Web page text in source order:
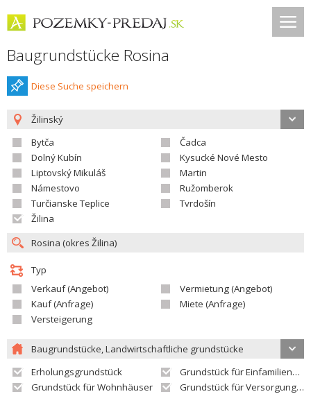
Baugrundstücke Rosina
Diese Suche speichern
Žilinský
Bytča
Čadca
Dolný Kubín
Kysucké Nové Mesto
Liptovský Mikuláš
Martin
Námestovo
Ružomberok
Turčianske Teplice
Tvrdošín
Žilina
Typ
Verkauf (Angebot)
Vermietung (Angebot)
Kauf (Anfrage)
Miete (Anfrage)
Versteigerung
Baugrundstücke, Landwirtschaftliche grundstücke
Erholungsgrundstück
Grundstück für Einfamilienhäuser
Grundstück für Wohnhäuser
Grundstück für Versorgungseinrichtungen